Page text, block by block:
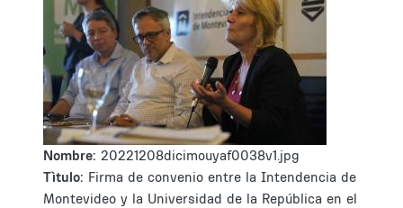
Nombre: 20221208dicimouyaf0038v1.jpg
Tìtulo: Firma de convenio entre la Intendencia de
Montevideo y la Universidad de la República en el